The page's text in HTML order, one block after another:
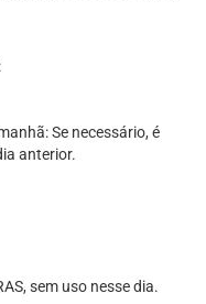
Se necessário, é
anterior.
sem uso nesse dia.